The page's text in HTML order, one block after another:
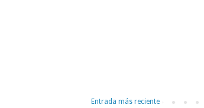
Entrada más reciente